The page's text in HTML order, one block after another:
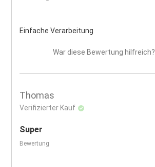
Einfache Verarbeitung
War diese Bewertung hilfreich?
Thomas
Verifizierter Kauf
Super
Bewertung